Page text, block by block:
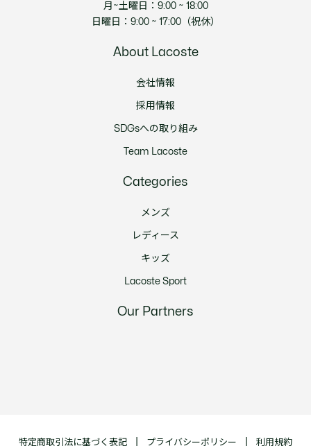
月~土曜日：9:00 ~ 18:00
日曜日：9:00 ~ 17:00（祝休）
About Lacoste
会社情報
採用情報
SDGsへの取り組み
Team Lacoste
Categories
メンズ
レディース
キッズ
Lacoste Sport
Our Partners
特定商取引法に基づく表記 プライバシーポリシー 利用規約